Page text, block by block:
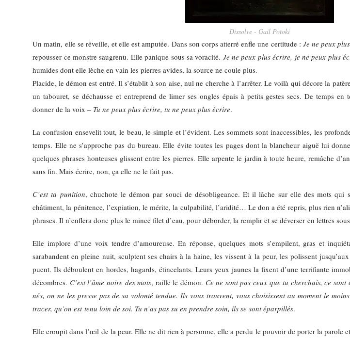
Dissolve - Gail Potoki
Un matin, elle se réveille, et elle est amputée. Dans son corps atterré enfle une certitude : Je ne peux
repousser ce monstre saugrenu. Elle panique sous sa voracité. Je ne peux plus écrire, je ne peux plus
humides dont elle lèche en vain les pierres avides, la source ne coule plus.
Placide, le démon est entré. Il s’établit à son aise, nul ne cherche à l’arrêter. Le voilà qui décore la
un tabouret, se déchausse et entreprend de limer ses ongles épais à petits gestes secs. De temps
donner de la voix – Tu ne peux plus écrire, tu ne peux plus écrire.
La confusion ensevelit tout, le beau, le simple et l’évident. Les sommets sont inaccessibles, les
temps. Elle ne s’approche pas du bureau. Elle évite toutes les pages dont la blancheur aiguë lui
quelques phrases honteuses glissent entre les pierres. Elle arpente le jardin à toute heure, remâche
sans fin. Mais écrire, non, ça elle ne le fait pas.
C’est ta punition, chuchote le démon par souci de désobligeance. Et il lâche sur elle des mots qui
châtiment, la pénitence, l’expiation, le mérite, la culpabilité, l’aridité… Le don a été repris, plus rien
phrases. Il n’enflera donc plus le mince filet d’eau, pour déborder, la remplir et se déverser en lettres
Elle implore d’une voix tendre d’amoureuse. En réponse, quelques mots s’empilent, gras et
sarabandent en pleine nuit, sculptent ses chairs à la haine, les vissent à la peur, les polissent
puent. Ils déboulent en hordes, hagards, étincelants. Leurs yeux jaunes la fixent d’une terrifiante
décombres. C’est l’âme noire des mots, raille le démon. Ce ne sont pas ceux que tu cherchais, ce
nés, on ne les presse pas de sa volonté tendue. Ils vous trouvent, vous choisissent au moment le
tracer, qu’on est tenu loin de soi. Tu n’as pas su en prendre soin, ils se sont éparpillés.
Elle croupit dans l’œil de la peur. Elle ne dit rien à personne, elle a perdu le pouvoir de porter la parole